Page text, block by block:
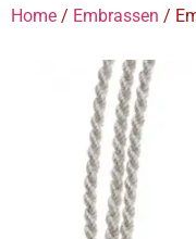
Home / Embrassen /